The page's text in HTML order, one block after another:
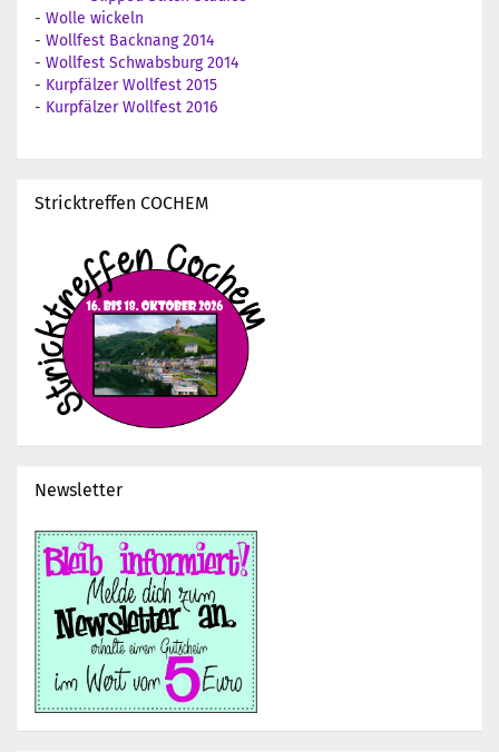
- Wolle wickeln
- Wollfest Backnang 2014
- Wollfest Schwabsburg 2014
- Kurpfälzer Wollfest 2015
- Kurpfälzer Wollfest 2016
Stricktreffen COCHEM
Newsletter